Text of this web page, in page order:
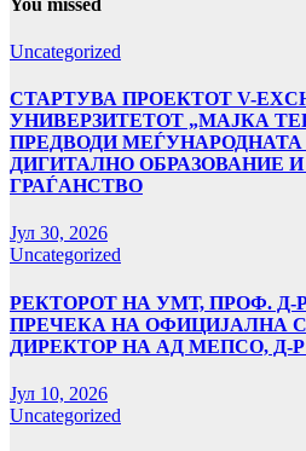
Uncategorized
СТАРТУВА ПРОЕКТОТ V-
УНИВЕРЗИТЕТОТ „МАЈКА
ПРЕДВОДИ МЕЃУНАРОДНАТА
ДИГИТАЛНО ОБРАЗОВАНИЕ
ГРАЃАНСТВО
Јул 30, 2026
Uncategorized
РЕКТОРОТ НА УМТ, ПРОФ. Д-
ПРЕЧЕКА НА ОФИЦИЈАЛНА
ДИРЕКТОР НА АД МЕПСО, Д-
Јул 10, 2026
Uncategorized